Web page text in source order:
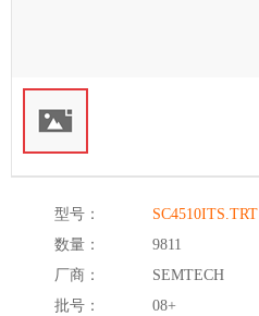
型号：
SC4510ITS.TRT
数量：
9811
厂商：
SEMTECH
批号：
08+